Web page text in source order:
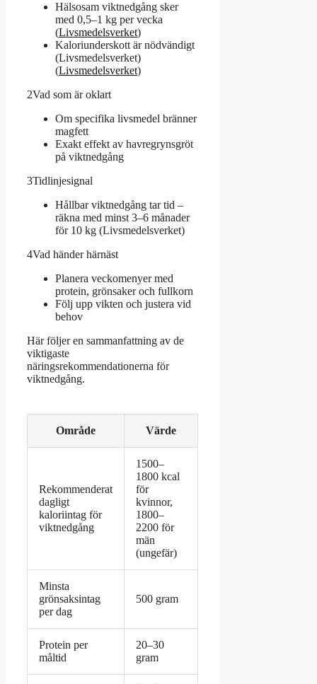
Hälsosam viktnedgång sker
med 0,5–1 kg per vecka
(Livsmedelsverket)
Kaloriunderskott är nödvändigt
(Livsmedelsverket)
(Livsmedelsverket)
2Vad som är oklart
Om specifika livsmedel bränner
magfett
Exakt effekt av havregrynsgröt
på viktnedgång
3Tidlinjesignal
Hållbar viktnedgång tar tid –
räkna med minst 3–6 månader
för 10 kg (Livsmedelsverket)
4Vad händer härnäst
Planera veckomenyer med
protein, grönsaker och fullkorn
Följ upp vikten och justera vid
behov
Här följer en sammanfattning av de
viktigaste
näringsrekommendationerna för
viktnedgång.
Område Värde
Rekommenderat
dagligt
kaloriintag för
viktnedgång
1500–
1800 kcal
för
kvinnor,
1800–
2200 för
män
(ungefär)
Minsta
grönsaksintag
per dag
500 gram
Protein per
måltid
20–30
gram